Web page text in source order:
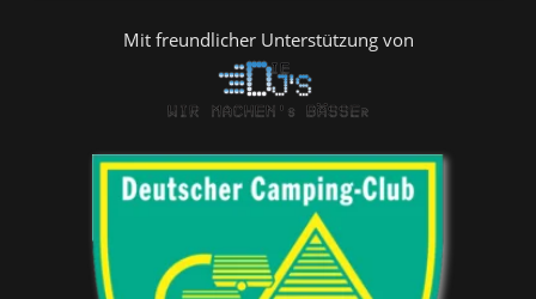
Mit freundlicher Unterstützung von